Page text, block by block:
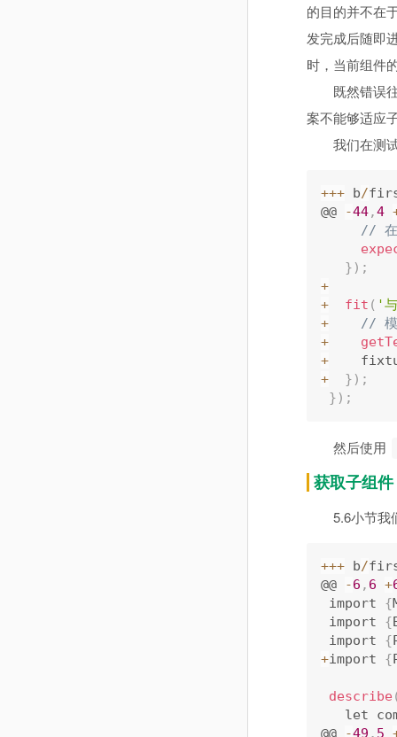
的目的并不在
发完成后随即
时，当前组件
既然错误
案不能够适应
我们在测
+++ b/
@@
-44,4
// 在
} ) ;
+
+
fit ( '
+
// 模
+
+
+
} ) ;
} ) ;
然后使用
获取子组件
5.6小节我
+++ b/
@@
-6 , 6 +
import {
import {
import {
+import {
describe
let
@@
-49 , 5